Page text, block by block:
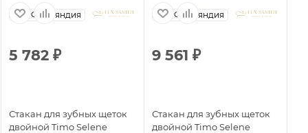
Финляндия
5 782 ₽
Стакан для зубных щеток
двойной Timo Selene
Финляндия
9 561 ₽
Стакан для зубных щеток
двойной Timo Selene